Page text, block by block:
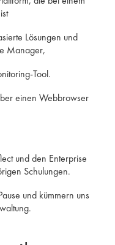
Lösungen und
Manager,
Tool.
einen Webbrowser
und den Enterprise
Schulungen.
und kümmern uns